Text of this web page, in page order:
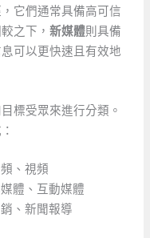
它們通常具備高可信
之下，新媒體則具備
可以更快速且有效地
標受眾來進行分類。
、視頻
體、互動媒體
、新聞報導